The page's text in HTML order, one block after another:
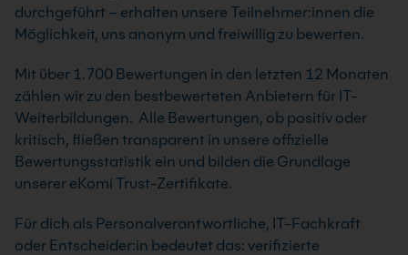
durchgeführt – erhalten unsere Teilnehmer:innen die
Möglichkeit, uns anonym und freiwillig zu bewerten.
Mit über 1.700 Bewertungen in den letzten 12 Monaten
zählen wir zu den bestbewerteten Anbietern für IT-
Weiterbildungen. Alle Bewertungen, ob positiv oder
kritisch, fließen transparent in unsere offizielle
Bewertungsstatistik ein und bilden die Grundlage
unserer eKomi Trust-Zertifikate.
Für dich als Personalverantwortliche, IT-Fachkraft
oder Entscheider:in bedeutet das: verifizierte